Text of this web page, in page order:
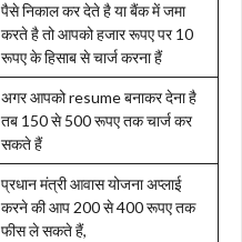
पैसे निकाल कर देते है या बैंक में जमा
करते है तो आपको हजार रूपए पर 10
रूपए के हिसाब से चार्ज करना हैं
अगर आपको resume बनाकर देना है
तब 150 से 500 रूपए तक चार्ज कर
सकते हैं
प्रधान मंत्री आवास योजना अप्लाई
करने की आप 200 से 400 रूपए तक
फीस ले सकते हैं,